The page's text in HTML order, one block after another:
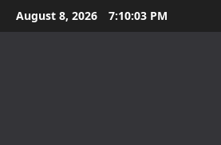
Skip
to
August 8, 2026 7:10:05 PM